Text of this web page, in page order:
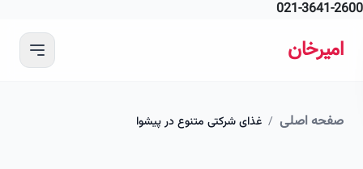
021-
اصلی / غذای شرکتی متنوع در پیشوا